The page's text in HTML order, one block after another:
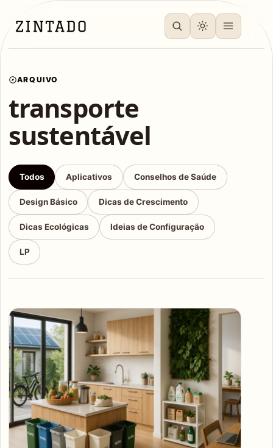
ARQUIVO
transporte
sustentável
Todos Aplicativos Conselhos de Saúde
Design Básico Dicas de Crescimento
Dicas Ecológicas Ideias de Configuração
LP
Articles